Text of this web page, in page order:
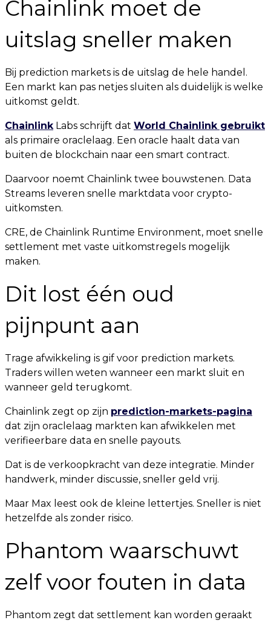
Chainlink moet de
uitslag sneller maken
Bij prediction markets is de uitslag de hele handel.
Een markt kan pas netjes sluiten als duidelijk is welke
uitkomst geldt.
ChainlinkLabs schrijft dat World Chainlink gebruikt
als primaire oraclelaag. Een oracle haalt data van
buiten de blockchain naar een smart contract.
Daarvoor noemt Chainlink twee bouwstenen. Data
Streams leveren snelle marktdata voor crypto-
uitkomsten.
CRE, de Chainlink Runtime Environment, moet snelle
settlement met vaste uitkomstregels mogelijk
maken.
Dit lost één oud
pijnpunt aan
Trage afwikkeling is gif voor prediction markets.
Traders willen weten wanneer een markt sluit en
wanneer geld terugkomt.
Chainlink zegt op zijn prediction-markets-pagina
dat zijn oraclelaag markten kan afwikkelen met
verifieerbare data en snelle payouts.
Dat is de verkoopkracht van deze integratie. Minder
handwerk, minder discussie, sneller geld vrij.
Maar Max leest ook de kleine lettertjes. Sneller is niet
hetzelfde als zonder risico.
Phantom waarschuwt
zelf voor fouten in data
Phantom zegt dat settlement kan worden geraakt